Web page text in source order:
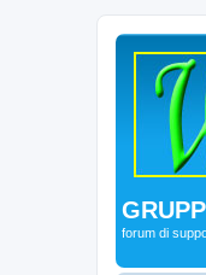
forum di